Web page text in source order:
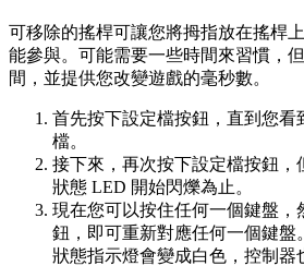
可移除的搖桿可讓您將拇指放在搖桿
能參與。可能需要一些時間來習慣，
間，並提供您改變遊戲的毫秒數。
首先按下設定檔按鈕，直到您看
檔。
接下來，再次按下設定檔按鈕，
狀態 LED 開始閃爍為止。
現在您可以按住任何一個鍵盤，
鈕，即可重新對應任何一個鍵盤
狀態指示燈會變成白色，控制器